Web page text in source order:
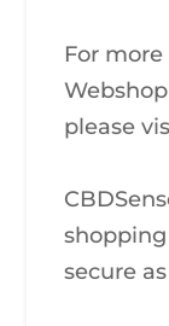
For
please
secure